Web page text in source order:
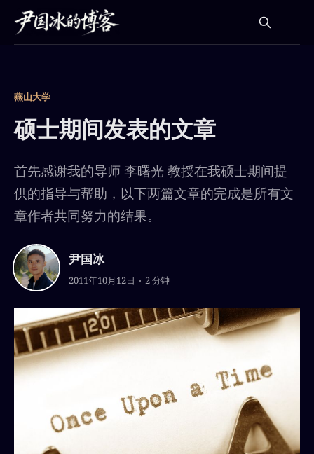
燕山大学
硕士期间发表的文章
首先感谢我的导师 李曙光 教授在我硕士期间提
供的指导与帮助，以下两篇文章的完成是所有文
章作者共同努力的结果。
尹国冰
2011年10月12日 2 分钟